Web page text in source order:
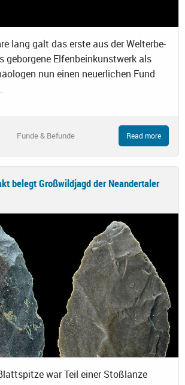
lang galt das erste aus der Welterbe-
geborgene Elfenbeinkunstwerk als
nun einen neuerlichen Fund
Funde & Befunde Read more
belegt Großwildjagd der Neandertaler
war Teil einer Stoßlanze